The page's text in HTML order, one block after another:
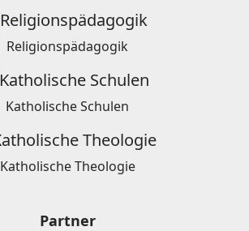
Religionspädagogik
Katholische Schulen
Katholische Theologie
Partner